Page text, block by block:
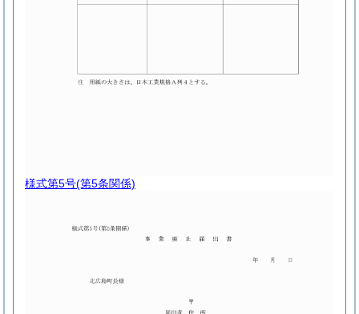
様式第5号(第5条関係)